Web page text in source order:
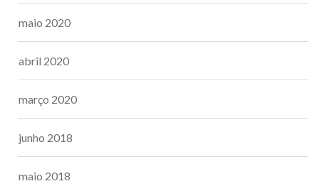
maio 2020
abril 2020
março 2020
junho 2018
maio 2018